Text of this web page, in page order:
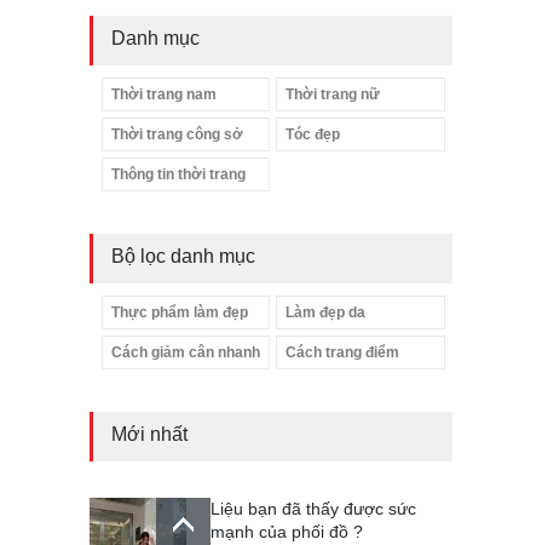
Danh mục
Thời trang nam Thời trang nữ
Thời trang công sở Tóc đẹp
Thông tin thời trang
Bộ lọc danh mục
Thực phẩm làm đẹp Làm đẹp da
Cách giảm cân nhanh Cách trang điểm
Mới nhất
Dàn túi hiệu ‘ xịn sò’ của nữ